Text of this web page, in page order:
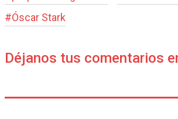
#Óscar Stark
Déjanos tus comentarios